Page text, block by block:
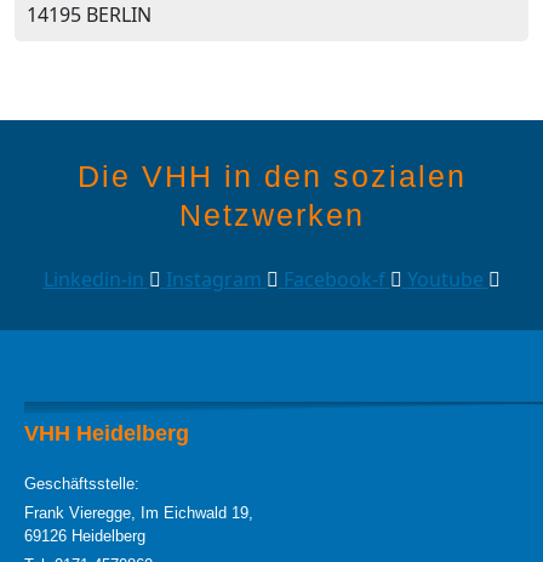
14195 BERLIN
Die VHH in den sozialen
Netzwerken
Linkedin-in Instagram Facebook-f Youtube
VHH Heidelberg
Geschäftsstelle:
Frank Vieregge, Im Eichwald 19,
69126 Heidelberg